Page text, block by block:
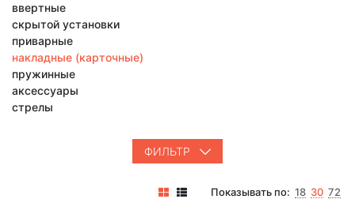
ввертные
скрытой установки
приварные
накладные (карточные)
пружинные
аксессуары
стрелы
ФИЛЬТР
Показывать по: 18 30 72